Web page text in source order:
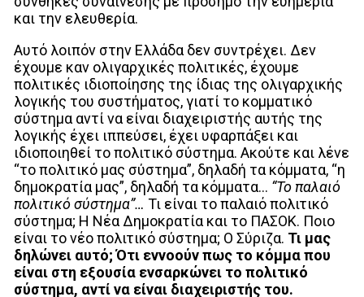
και την ελευθερία.
Αυτό λοιπόν στην Ελλάδα δεν συντρέχει. Δεν
έχουμε καν ολιγαρχικές πολιτικές, έχουμε
πολιτικές ιδιοποίησης της ίδιας της ολιγαρχικής
λογικής του συστήματος, γιατί το κομματικό
σύστημα αντί να είναι διαχειριστής αυτής της
λογικής έχει ιππεύσει, έχει υφαρπάξει και
ιδιοποιηθεί το πολιτικό σύστημα. Ακούτε και λένε
“το πολιτικό μας σύστημα”, δηλαδή τα κόμματα, “η
δημοκρατία μας”, δηλαδή τα κόμματα… “Το παλαιό
πολιτικό σύστημα”… Τι είναι το παλαιό πολιτικό
σύστημα; Η Νέα Δημοκρατία και το ΠΑΣΟΚ. Ποιο
είναι το νέο πολιτικό σύστημα; Ο Σύριζα. Τι μας
δηλώνει αυτό; Ότι εννοούν πως το κόμμα που
είναι στη εξουσία ενσαρκώνει το πολιτικό
σύστημα, αντί να είναι διαχειριστής του.